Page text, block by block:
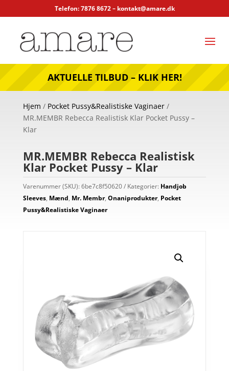
Telefon: 7876 8672 – kontakt@amare.dk
AKTUELLE TILBUD – KLIK HER!
Hjem / Pocket Pussy&Realistiske Vaginaer/
MR.MEMBR Rebecca Realistisk Klar Pocket Pussy –
Klar
MR.MEMBR Rebecca Realistisk
Klar Pocket Pussy – Klar
Varenummer (SKU): 6be7c8f50620 Kategorier: Handjob
Sleeves, Mænd, Mr. Membr, Onaniprodukter, Pocket
Pussy&Realistiske Vaginaer